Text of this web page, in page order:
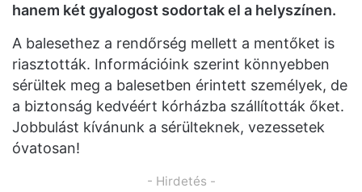
hanem két gyalogost sodortak el a helyszínen.
A balesethez a rendőrség mellett a mentőket is
riasztották. Információink szerint könnyebben
sérültek meg a balesetben érintett személyek, de
a biztonság kedvéért kórházba szállították őket.
Jobbulást kívánunk a sérülteknek, vezessetek
óvatosan!
- Hirdetés -